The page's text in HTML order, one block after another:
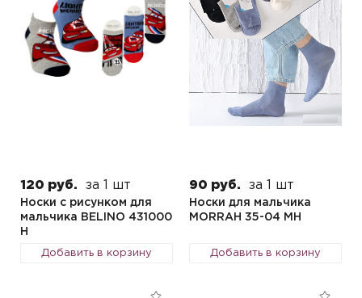
120 руб. за 1 шт
Носки с рисунком для
мальчика BELINO 431000
Н
Добавить в корзину
90 руб. за 1 шт
Носки для мальчика
MORRAH 35-04 MH
Добавить в корзину